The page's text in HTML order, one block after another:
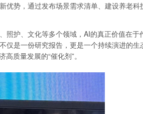
优势，通过发布场景需求清单、建设养老科
照护、文化等多个领域，AI的真正价值在于
仅是一份研究报告，更是一个持续演进的生
质量发展的“催化剂”。